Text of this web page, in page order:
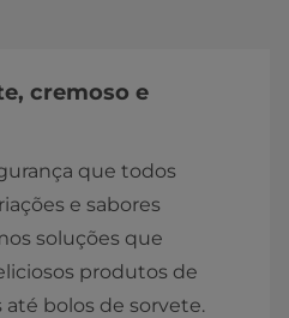
cremoso e
que todos
e sabores
soluções que
produtos de
bolos de sorvete.